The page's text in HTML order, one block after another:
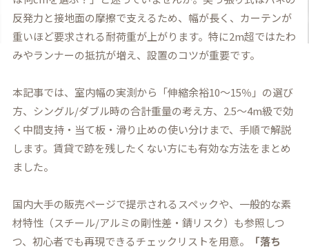
反発力と接地面の摩擦で支えるため、幅が長く、カーテンが
重いほど要求される耐荷重が上がります。特に2m超ではたわ
みやランナーの抵抗が増え、設置のコツが重要です。
本記事では、室内幅の実測から「伸縮余裕10〜15％」の選び
方、シングル/ダブル時の合計重量の考え方、2.5〜4m級で効
く中間支持・当て板・滑り止めの使い分けまで、手順で解説
します。賃貸で跡を残したくない方にも有効な方法をまとめ
ました。
国内大手の販売ページで提示されるスペックや、一般的な素
材特性（スチール/アルミの剛性差・錆リスク）も参照しつ
つ、初心者でも再現できるチェックリストを用意。
「落ち